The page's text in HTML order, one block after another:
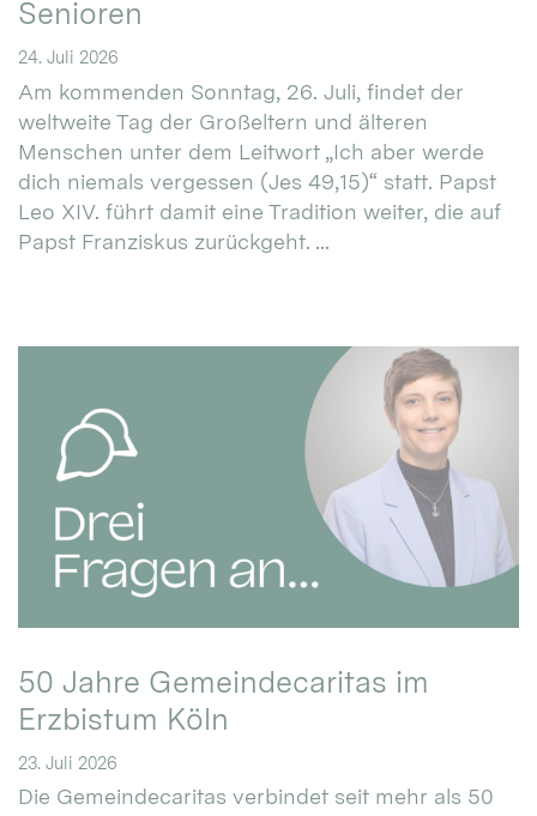
Senioren
24. Juli 2026
Am kommenden Sonntag, 26. Juli, findet der
weltweite Tag der Großeltern und älteren
Menschen unter dem Leitwort „Ich aber werde
dich niemals vergessen (Jes 49,15)“ statt. Papst
Leo XIV. führt damit eine Tradition weiter, die auf
Papst Franziskus zurückgeht. ...
50 Jahre Gemeindecaritas im
Erzbistum Köln
23. Juli 2026
Die Gemeindecaritas verbindet seit mehr als 50